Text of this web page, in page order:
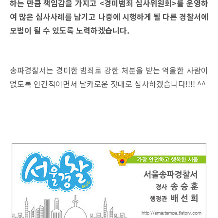
하는 만큼 책임감을 가지고 <경미범죄 심사위원회>를 운영하
여 많은 심사사례를 남기고 나중에 시행하게 될 다른 경찰서에
모범이 될 수 있도록 노력하겠습니다.
송파경찰서는 경미한 범죄로 강한 처분을 받는 억울한 사람이
없도록 인간적이면서 날카로운 잣대로 심사하겠습니다!!!! ^^